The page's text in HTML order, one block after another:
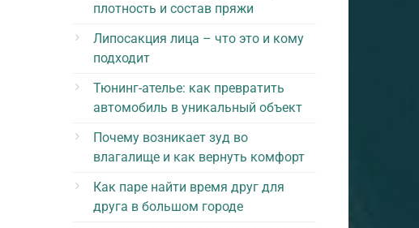
плотность и состав пряжи
Липосакция лица – что это и кому
подходит
Тюнинг-ателье: как превратить
автомобиль в уникальный объект
Почему возникает зуд во
влагалище и как вернуть комфорт
Как паре найти время друг для
друга в большом городе